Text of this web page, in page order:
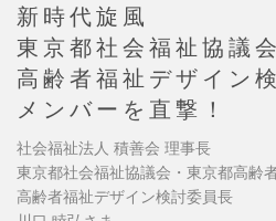
新時代旋風
東京都社会福祉協議
高齢者福祉デザイン
メンバーを直撃！
社会福祉法人 積善会 理事長
東京都社会福祉協議会・東京都高
高齢者福祉デザイン検討委員長